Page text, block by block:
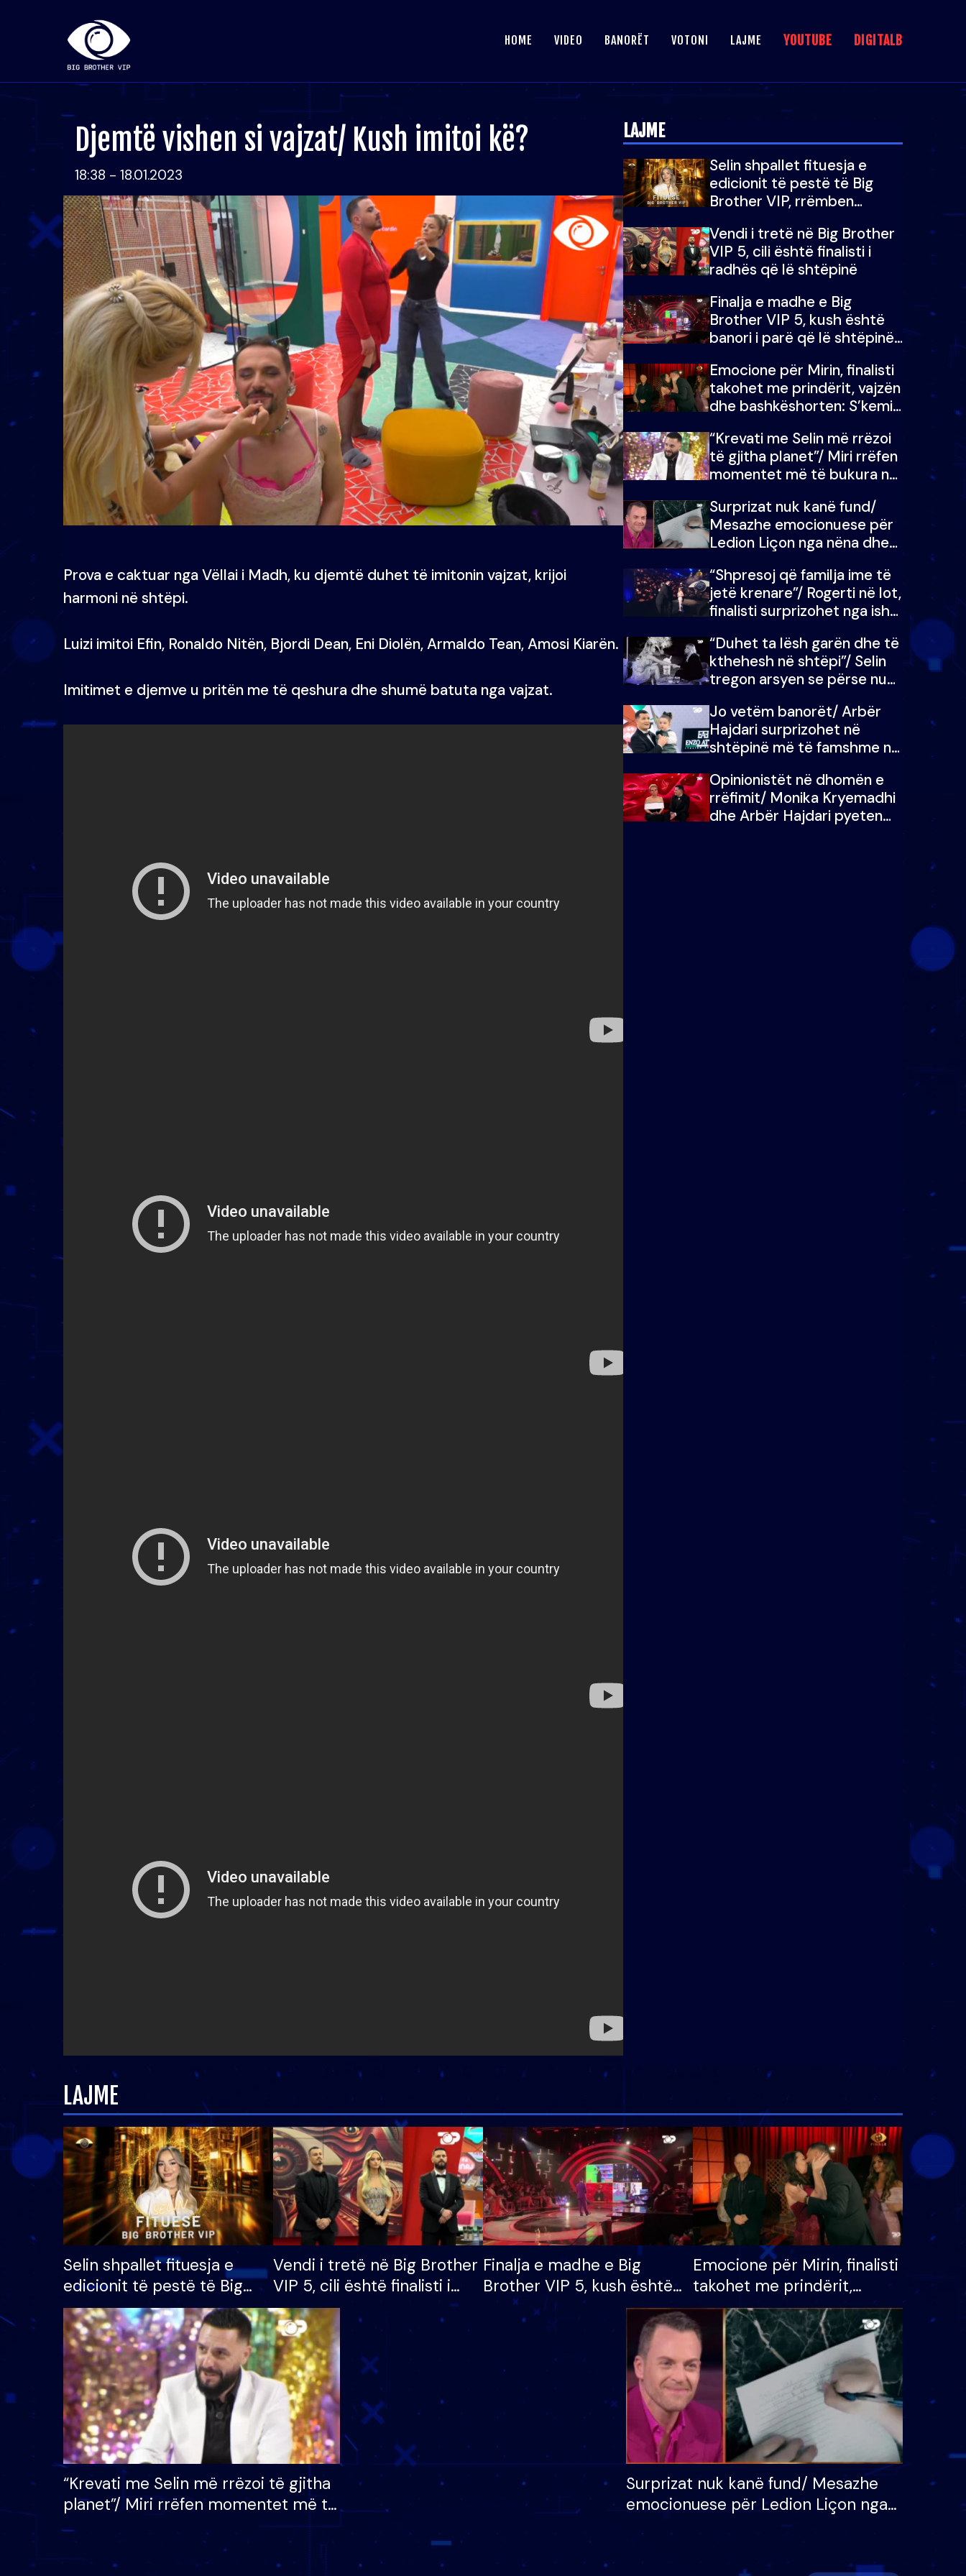
HOME VIDEO BANORËT VOTONI LAJME YOUTUBE DIGITALB
Djemtë vishen si vajzat/ Kush imitoi kë?
18:38 - 18.01.2023
Prova e caktuar nga Vëllai i Madh, ku djemtë duhet të imitonin vajzat, krijoi
harmoni në shtëpi.
Luizi imitoi Efin, Ronaldo Nitën, Bjordi Dean, Eni Diolën, Armaldo Tean, Amosi Kiarën.
Imitimet e djemve u pritën me të qeshura dhe shumë batuta nga vajzat.
LAJME
Selin shpallet fituesja e
edicionit të pestë të Big
Brother VIP, rrëmben
mijë eurosh
Vendi i tretë në Big Brother
VIP 5, cili është finalisti i
radhës që lë shtëpinë
Finalja e madhe e Big
Brother VIP 5, kush është
banori i parë që lë shtëpinë
fituar çmimin e madh
Emocione për Mirin, finalisti
takohet me prindërit, vajzën
dhe bashkëshorten: S’kemi
“Krevati me Selin më rrëzoi
të gjitha planet”/ Miri rrëfen
momentet më të bukura në
mungojë zilja e mëngjesit
kur…
Surprizat nuk kanë fund/
Mesazhe emocionuese për
Ledion Liçon nga nëna dhe
i mban dot lotët: Nuk
meritoj…
“Shpresoj që familja ime të
jetë krenare”/ Rogerti në lot,
finalisti surprizohet nga ish-
“Duhet ta lësh garën dhe të
kthehesh në shtëpi”/ Selin
tregon arsyen se përse nuk
Doja ta çoja luftën time deri
në fund
Jo vetëm banorët/ Arbër
Hajdari surprizohet në
shtëpinë më të famshme në
me vajzën e tij
Opinionistët në dhomën e
rrëfimit/ Monika Kryemadhi
dhe Arbër Hajdari pyeten
LAJME
Selin shpallet fituesja e
edicionit të pestë të Big
Brother VIP, rrëmben
çmimin e madh prej 100
mijë eurosh
Vendi i tretë në Big Brother
VIP 5, cili është finalisti i
radhës që lë shtëpinë
Finalja e madhe e Big
Brother VIP 5, kush është
banori i parë që lë shtëpinë
dhe humb mundësinë për
të fituar çmimin e madh
Emocione për Mirin, finalisti
takohet me prindërit,
vajzën dhe bashkëshorten:
S’kemi ndonjë letër divorci
apo jo?
“Krevati me Selin më rrëzoi të gjitha
planet”/ Miri rrëfen momentet më të
bukura në shtëpinë e BB VIP: Do më
mungojë zilja e mëngjesit kur…
Surprizat nuk kanë fund/ Mesazhe
emocionuese për Ledion Liçon nga